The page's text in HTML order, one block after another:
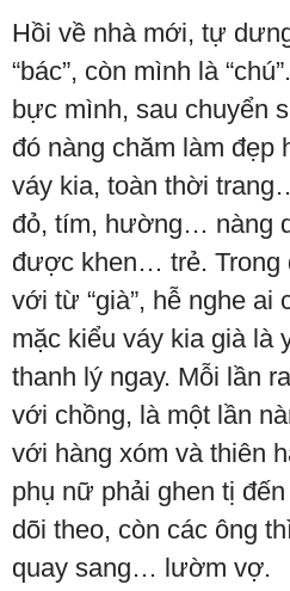
Hồi về nhà mới, tự
“bác”, còn mình là
bực mình, sau chuyển
đó nàng chăm làm đẹp
váy kia, toàn thời
đỏ, tím, hường… nàng
được khen… trẻ. Trong
với từ “già”, hễ nghe ai
mặc kiểu váy kia già là
thanh lý ngay. Mỗi lần
với chồng, là một lần
với hàng xóm và thiên
phụ nữ phải ghen tị
dõi theo, còn các ông
quay sang… lườm vợ.